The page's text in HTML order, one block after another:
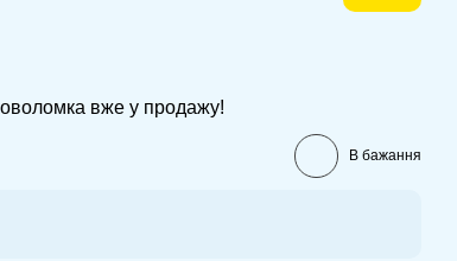
вже у продажу!
В бажання